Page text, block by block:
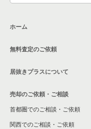
ホーム
無料査定のご依頼
居抜きプラスについて
売却のご依頼・ご相談
首都圏でのご相談・ご依頼
関西でのご相談・ご依頼